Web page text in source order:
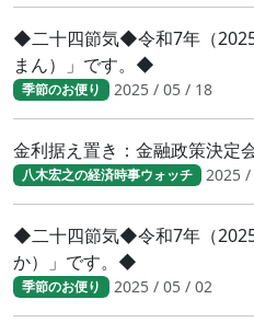
◆二十四節気◆令和7年（
まん）」です。◆
季節のお便り 2025 / 05 / 18
金利据え置き：金融政策決定
八木宏之の経済時事ウォッチ 2025
◆二十四節気◆令和7年（
か）」です。◆
季節のお便り 2025 / 05 / 02